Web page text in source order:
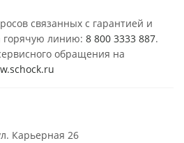
связанных с гарантией и
горячую линию: 8 800 3333 887.
обращения на
Карьерная 26